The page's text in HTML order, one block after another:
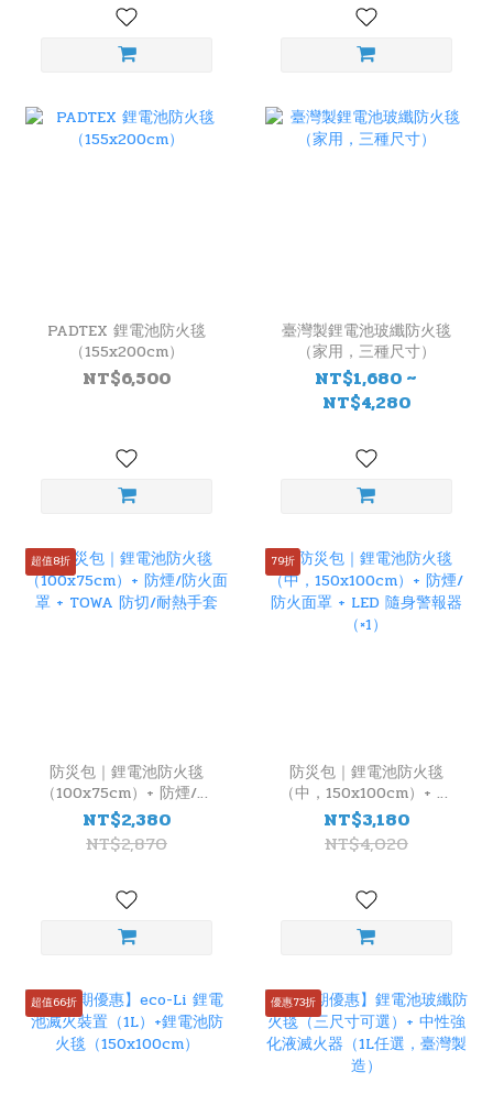
PADTEX 鋰電池防火毯
（155x200cm）
NT$6,500
臺灣製鋰電池玻纖防火毯
（家用，三種尺寸）
NT$1,680 ~
NT$4,280
超值8折
防災包｜鋰電池防火毯
（100x75cm）+ 防煙/防
火面罩 + TOWA 防切/耐
熱手套
NT$2,380
NT$2,870
79折
防災包｜鋰電池防火毯
（中，150x100cm）+ 防
煙/防火面罩 + LED 隨身
警報器（×1）
NT$3,180
NT$4,020
超值66折 優惠73折